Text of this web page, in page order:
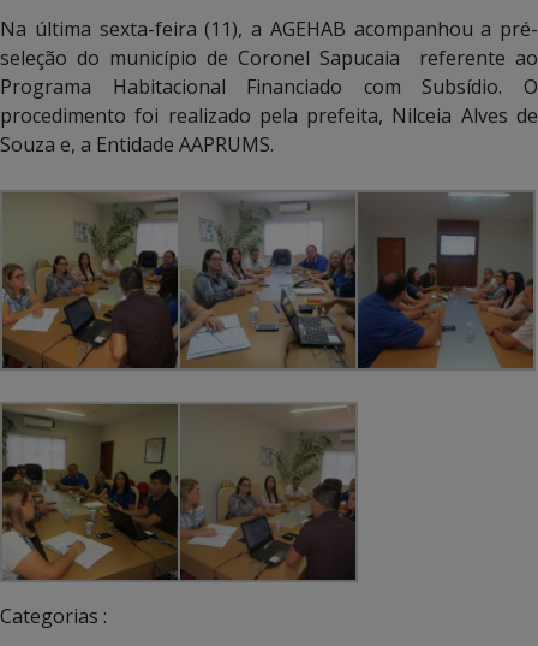
Na última sexta-feira (11), a AGEHAB acompanhou a pré-
seleção do município de Coronel Sapucaia referente ao
Programa Habitacional Financiado com Subsídio. O
procedimento foi realizado pela prefeita, Nilceia Alves de
Souza e, a Entidade AAPRUMS.
Categorias :